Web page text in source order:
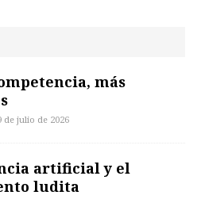
más
de julio de 2026
artificial y el
ludita